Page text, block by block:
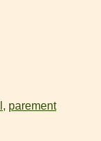
, parement